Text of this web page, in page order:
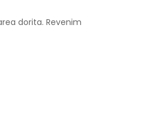
dorita. Revenim